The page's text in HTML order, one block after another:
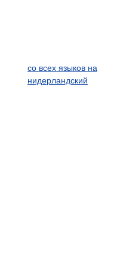
со всех языков на
нидерландский